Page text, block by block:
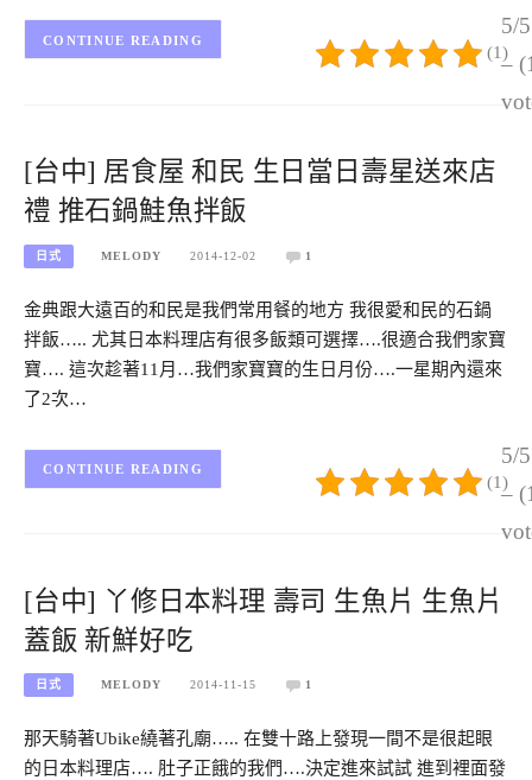
5/5
–
(1)
CONTINUE READING
[台中] 居食屋 和民 生日當日壽星送來店
禮 推石鍋鮭魚拌飯
日式 MELODY 2014-12-02 1
金典跟大遠百的和民是我們常用餐的地方 我很愛和民的石鍋
拌飯….. 尤其日本料理店有很多飯類可選擇….很適合我們家寶
寶…. 這次趁著11月…我們家寶寶的生日月份….一星期內還來
了2次…
5/5
–
(1)
CONTINUE READING
[台中] 丫修日本料理 壽司 生魚片 生魚片
蓋飯 新鮮好吃
日式 MELODY 2014-11-15 1
那天騎著Ubike繞著孔廟….. 在雙十路上發現一間不是很起眼
的日本料理店…. 肚子正餓的我們….決定進來試試 進到裡面發